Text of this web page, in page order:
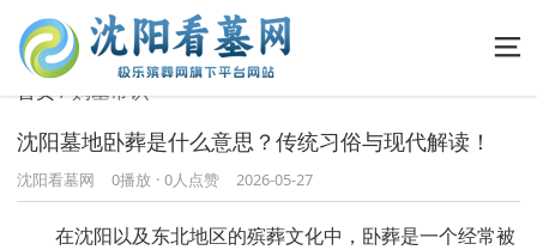
首页 购墓常识
沈阳墓地卧葬是什么意思？传统习俗与现代解读！
沈阳看墓网 0播放 · 0人点赞 2026-05-27
在沈阳以及东北地区的殡葬文化中，卧葬是一个经常被